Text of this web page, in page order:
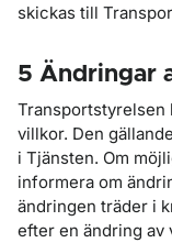
skickas till
5 Ändringar
Transportstyrelsen
villkor. Den
i Tjänsten. Om
informera om
ändringen träder i
efter en ändring av